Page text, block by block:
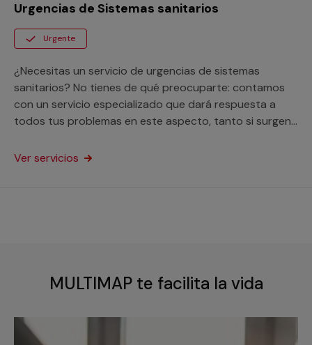
Urgencias de Sistemas sanitarios
Urgente
¿Necesitas un servicio de urgencias de sistemas
sanitarios? No tienes de qué preocuparte: contamos
con un servicio especializado que dará respuesta a
todos tus problemas en este aspecto, tanto si surgen
Ver servicios
MULTIMAP te facilita la vida